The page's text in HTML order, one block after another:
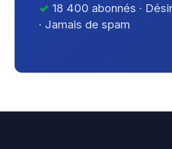
18 400 abonnés ·
· Jamais de spam